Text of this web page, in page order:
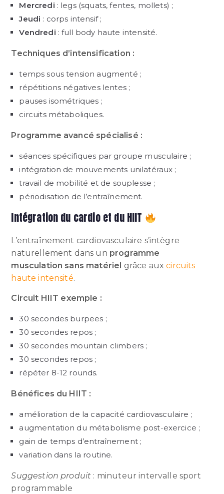
Mercredi : legs (squats, fentes, mollets) ;
Jeudi : corps intensif ;
Vendredi : full body haute intensité.
Techniques d’intensification :
temps sous tension augmenté ;
répétitions négatives lentes ;
pauses isométriques ;
circuits métaboliques.
Programme avancé spécialisé :
séances spécifiques par groupe musculaire ;
intégration de mouvements unilatéraux ;
travail de mobilité et de souplesse ;
périodisation de l’entraînement.
Intégration du cardio et du HIIT
L’entraînement cardiovasculaire s’intègre
naturellement dans un programme
musculation sans matériel grâce auxcircuits
haute intensité.
Circuit HIIT exemple :
30 secondes burpees ;
30 secondes repos ;
30 secondes mountain climbers ;
30 secondes repos ;
répéter 8-12 rounds.
Bénéfices du HIIT :
amélioration de la capacité cardiovasculaire ;
augmentation du métabolisme post-exercice ;
gain de temps d’entraînement ;
variation dans la routine.
Suggestion produit : minuteur intervalle sport
programmable